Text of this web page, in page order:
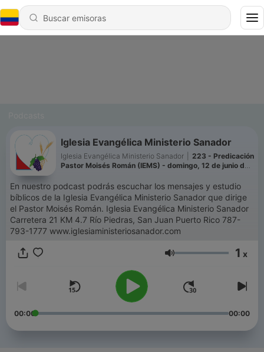
Iglesia Evangélica Ministerio Sanador
Iglesia Evangélica Ministerio Sanador
223 - Predicación
Pastor Moisés Román (IEMS) - domingo, 12 de junio de
En nuestro podcast podrás escuchar los mensajes y estudio
bíblicos de la Iglesia Evangélica Ministerio Sanador que dirige
el Pastor Moisés Román. Iglesia Evangélica Ministerio Sanador
Carretera 21 KM 4.7 Río Piedras, San Juan Puerto Rico 787-
793-1777 www.iglesiaministeriosanador.com
Volumen 1 x
00:00 00:00